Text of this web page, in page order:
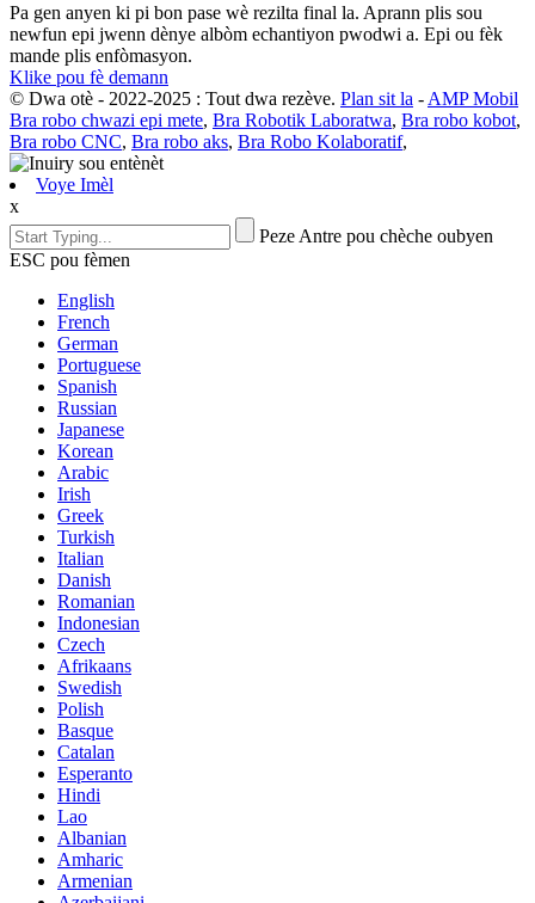
Pa gen anyen ki pi bon pase wè rezilta final la. Aprann plis sou
newfun epi jwenn dènye albòm echantiyon pwodwi a. Epi ou fèk
mande plis enfòmasyon.
Klike pou fè demann
© Dwa otè - 2022-2025 : Tout dwa rezève. Plan sit la - AMP Mobil
Bra robo chwazi epi mete, Bra Robotik Laboratwa, Bra robo kobot,
Bra robo CNC, Bra robo aks, Bra Robo Kolaboratif,
Voye Imèl
x
Peze Antre pou chèche oubyen
ESC pou fèmen
English
French
German
Portuguese
Spanish
Russian
Japanese
Korean
Arabic
Irish
Greek
Turkish
Italian
Danish
Romanian
Indonesian
Czech
Afrikaans
Swedish
Polish
Basque
Catalan
Esperanto
Hindi
Lao
Albanian
Amharic
Armenian